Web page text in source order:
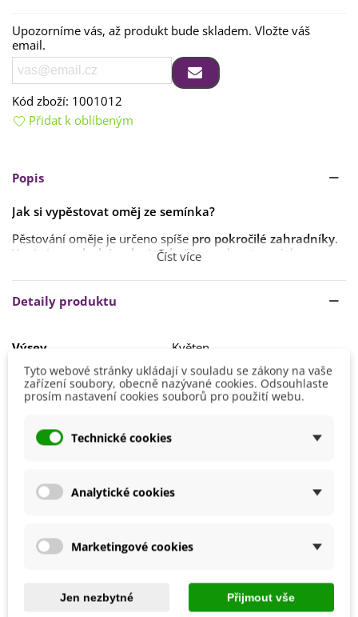
Upozorníme vás, až produkt bude skladem. Vložte váš
email.
Kód zboží: 1001012
Přidat k oblíbeným
Popis
Jak si vypěstovat oměj ze semínka?
Pěstování oměje je určeno spíše pro pokročilé zahradníky.
Vysévá se
v druhé polovině května
nebo si semínka
Vyséváme
do hloubky 10 cm
s humózní půdou. Půda byla měla být
Pozor – celá rostlina je jedovatá,hlavně její kořeny
při manipulaci dbejte zvýšené opatrnosti.
Číst více
Detaily produktu
Výsev
Květen
Stanoviště
Polostín
Barva Květů
Fialová
Mrazuvzdornost
Tyto webové stránky ukládají v souladu se zákony na vaše
zařízení soubory, obecně nazývané cookies. Odsouhlaste
prosím nastavení cookies souborů pro použití webu.
Technické cookies
Analytické cookies
Marketingové cookies
Jen nezbytné Přijmout vše